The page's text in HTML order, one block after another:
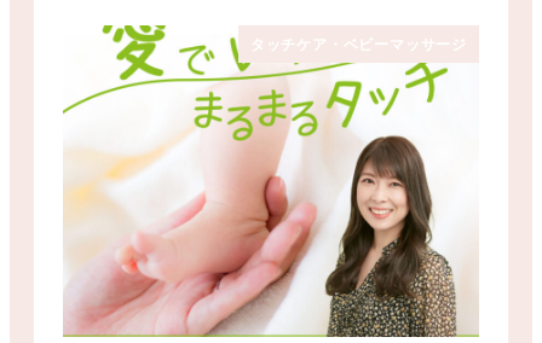
タッチケア・ベビーマッサージ